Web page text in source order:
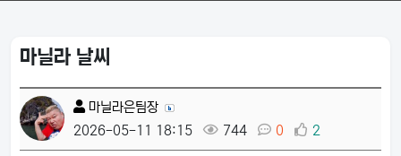
마닐라 날씨
마닐라은팀장
2026-05-11 18:15
744 0 2